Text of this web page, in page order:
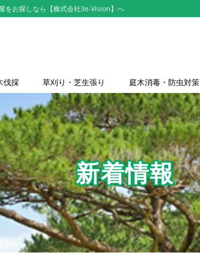
をお探しなら【株式会社3e-Vision】へ
伐採 草刈り・芝生張り 庭木消毒・防虫対策
新着情報